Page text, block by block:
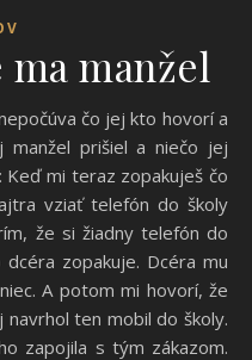
manžel
prišiel a niečo jej
mi teraz zopakuješ čo
vziať telefón do školy
že si žiadny telefón do
zopakuje. Dcéra mu
A potom mi hovorí, že
ten mobil do školy.
zapojila s tým zákazom.